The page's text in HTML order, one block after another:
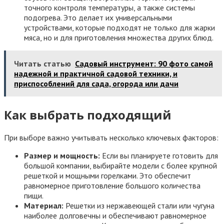
точного контроля температуры, а также системы
подогрева. Это делает их универсальными
устройствами, которые подходят не только для жарки
мяса, но и для приготовления множества других блюд.
Читать статью Садовый инструмент: 90 фото самой
надежной и практичной садовой техники, и
приспособлений для сада, огорода или дачи
Как выбрать подходящий
При выборе важно учитывать несколько ключевых факторов:
Размер и мощность: Если вы планируете готовить для
большой компании, выбирайте модели с более крупной
решеткой и мощными горелками. Это обеспечит
равномерное приготовление большого количества
пищи.
Материал: Решетки из нержавеющей стали или чугуна
наиболее долговечны и обеспечивают равномерное